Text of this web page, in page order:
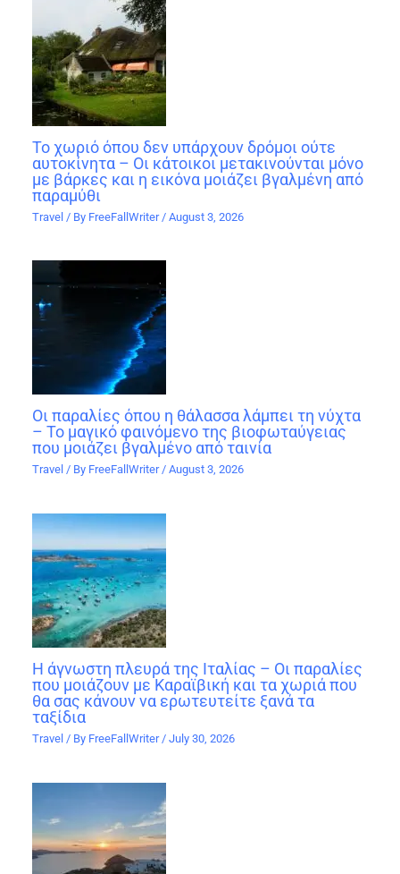
Το χωριό όπου δεν υπάρχουν δρόμοι ούτε
αυτοκίνητα – Οι κάτοικοι μετακινούνται μόνο
με βάρκες και η εικόνα μοιάζει βγαλμένη από
παραμύθι
Travel / By FreeFallWriter /August 3, 2026
Οι παραλίες όπου η θάλασσα λάμπει τη νύχτα
– Το μαγικό φαινόμενο της βιοφωταύγειας
που μοιάζει βγαλμένο από ταινία
Travel / By FreeFallWriter/August 3, 2026
Η άγνωστη πλευρά της Ιταλίας – Οι παραλίες
που μοιάζουν με Καραϊβική και τα χωριά που
θα σας κάνουν να ερωτευτείτε ξανά τα
ταξίδια
Travel / By FreeFallWriter /July 30, 2026